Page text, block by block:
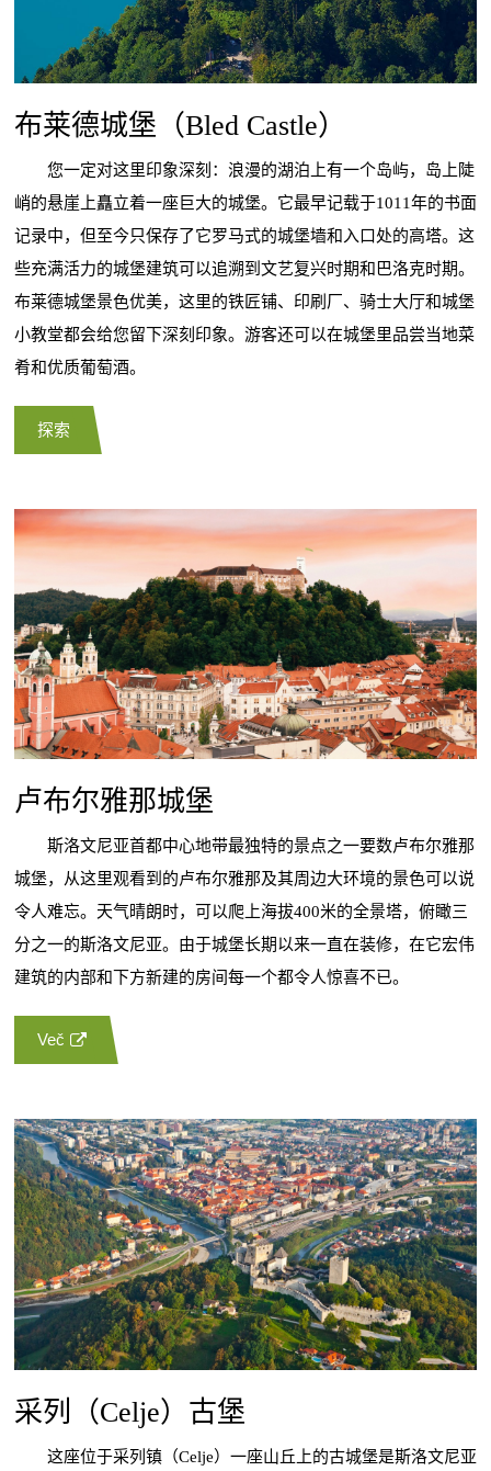
布莱德城堡（Bled Castle）
您一定对这里印象深刻：浪漫的湖泊上有一个岛屿，岛上陡
峭的悬崖上矗立着一座巨大的城堡。它最早记载于1011年的书面
记录中，但至今只保存了它罗马式的城堡墙和入口处的高塔。这
些充满活力的城堡建筑可以追溯到文艺复兴时期和巴洛克时期。
布莱德城堡景色优美，这里的铁匠铺、印刷厂、骑士大厅和城堡
小教堂都会给您留下深刻印象。游客还可以在城堡里品尝当地菜
肴和优质葡萄酒。
探索
卢布尔雅那城堡
斯洛文尼亚首都中心地带最独特的景点之一要数卢布尔雅那
城堡，从这里观看到的卢布尔雅那及其周边大环境的景色可以说
令人难忘。天气晴朗时，可以爬上海拔400米的全景塔，俯瞰三
分之一的斯洛文尼亚。由于城堡长期以来一直在装修，在它宏伟
建筑的内部和下方新建的房间每一个都令人惊喜不已。
Več
采列（Celje）古堡
这座位于采列镇（Celje）一座山丘上的古城堡是斯洛文尼亚